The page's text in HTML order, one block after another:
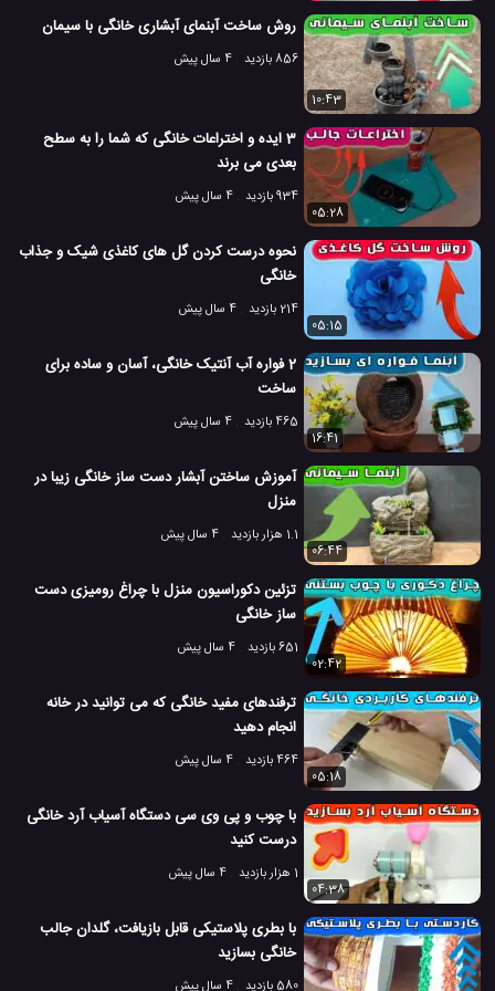
6.3 هزار بازدید
7 سال پیش آموزش آموزش ترفند تکنولوژی
روش ساخت آبنمای آبشاری خانگی با سیمان
856 بازدید 4 سال پیش
10:43
3 ایده و اختراعات خانگی که شما را به سطح
بعدی می برند
934 بازدید
4 سال پیش
05:28
نحوه درست کردن گل های کاغذی شیک و جذاب
خانگی
214 بازدید
4 سال پیش
05:15
2 فواره آب آنتیک خانگی، آسان و ساده برای
ساخت
465 بازدید
4 سال پیش
16:41
آموزش ساختن آبشار دست ساز خانگی زیبا در
منزل
1.1 هزار بازدید
4 سال پیش
06:44
تزئین دکوراسیون منزل با چراغ رومیزی دست
ساز خانگی
651 بازدید
4 سال پیش
02:42
ترفندهای مفید خانگی که می توانید در خانه
انجام دهید
464 بازدید
4 سال پیش
05:18
با چوب و پی وی سی دستگاه آسیاب آرد خانگی
درست کنید
1 هزار بازدید
4 سال پیش
04:38
با بطری پلاستیکی قابل بازیافت، گلدان جالب
خانگی بسازید
580 بازدید 4 سال پیش